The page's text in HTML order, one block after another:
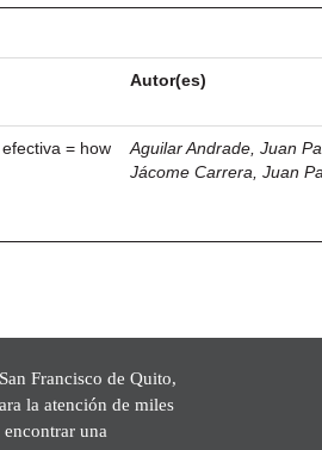
Autor(es)
= how
Aguilar Andrade, Juan
Jácome Carrera, Juan
Francisco de Quito,
la atención de miles
una